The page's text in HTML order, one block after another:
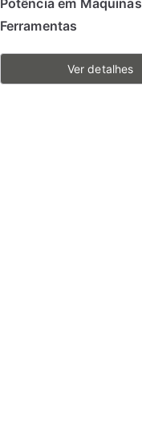
Ferramentas
Ver detalhes